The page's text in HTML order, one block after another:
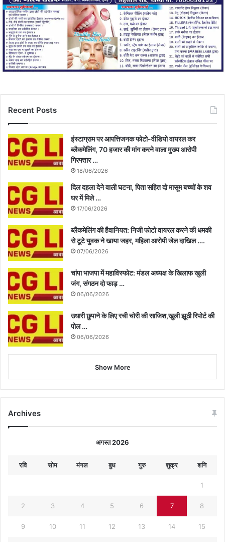
Recent Posts
इंस्टाग्राम पर आपत्तिजनक फोटो-वीडियो वायरल कर
ब्लैकमेलिंग, 70 हजार की मांग करने वाला मुख्य आरोपी
गिरफ्तार …
18/06/2026
दिल दहला देने वाली घटना, पिता सहित दो मासूम बच्चों के शव
घर में मिले …
17/06/2026
ब्लैकमेलिंग की हैवानियत: निजी फोटो वायरल करने की धमकी
से टूटे युवक ने खाया जहर, महिला आरोपी जेल दाखिल ….
07/06/2026
चांपा भाजपा में महाविस्फोट: मंडल अध्यक्ष के खिलाफ खुली
जंग, संगठन दो फाड़ …
06/06/2026
उधारी छुपाने के लिए रची चोरी की साजिश,खुली झूठी रिपोर्ट की
पोल …
06/06/2026
Show More
Archives
अगस्त 2026
रवि सोम मंगल बुध गुरु शुक्र शनि
1
2 3 4 5 6 7 8
9 10 11 12 13 14 15